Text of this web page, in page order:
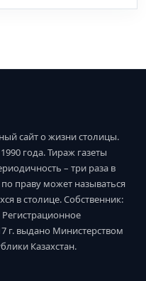
сайт о жизни столицы.
года. Тираж газеты
– три раза в
праву может называться
в столице. Собственник:
г. выдано Министерством
Казахстан.